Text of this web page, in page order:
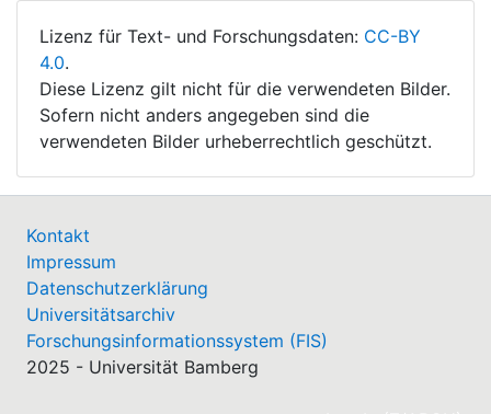
Lizenz für Text- und Forschungsdaten: CC-BY
4.0.
Diese Lizenz gilt nicht für die verwendeten Bilder.
Sofern nicht anders angegeben sind die
verwendeten Bilder urheberrechtlich geschützt.
Kontakt
Impressum
Datenschutzerklärung
Universitätsarchiv
Forschungsinformationssystem (FIS)
2025 - Universität Bamberg